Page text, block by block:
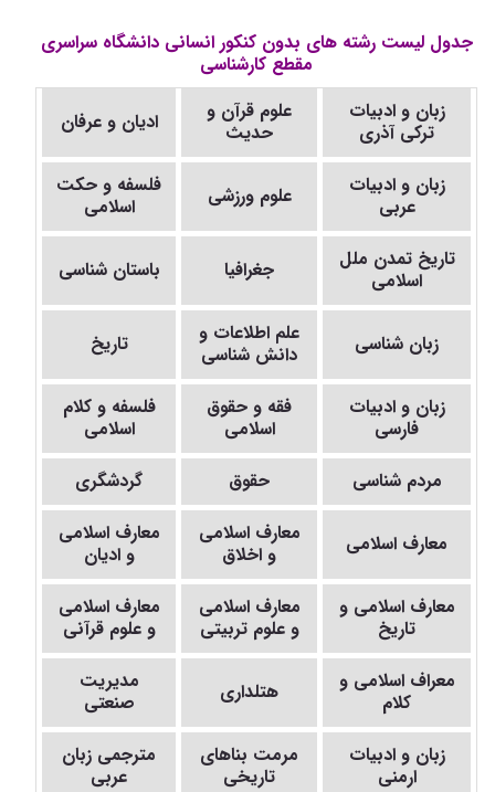
جدول لیست رشته های بدون کنکور انسانی دانشگاه سراسری
مقطع کارشناسی
زبان و ادبیات
ترکی آذری
علوم قرآن و
حدیث
ادیان و عرفان
زبان و ادبیات
عربی
علوم ورزشی
فلسفه و حکت
اسلامی
تاریخ تمدن ملل
اسلامی
جغرافیا باستان شناسی
زبان شناسی
علم اطلاعات و
دانش شناسی
تاریخ
زبان و ادبیات
فارسی
فقه و حقوق
اسلامی
فلسفه و کلام
اسلامی
مردم شناسی
حقوق گردشگری
معارف اسلامی
معارف اسلامی
و اخلاق
معارف اسلامی
و ادیان
معارف اسلامی و
تاریخ
معارف اسلامی
و علوم تربیتی
معارف اسلامی
و علوم قرآنی
معراف اسلامی و
کلام
هتلداری
مدیریت
صنعتی
زبان و ادبیات
ارمنی
مرمت بناهای
تاریخی
مترجمی زبان
عربی